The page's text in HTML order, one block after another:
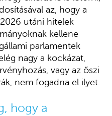
az, hogy a
utáni hitelek
kellene
parlamentek
nagy a kockázat,
vagy az őszi
nem fogadna el ilyet.
hogy a